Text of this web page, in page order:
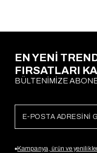
EN YENİ
FIRSATLARI
BÜLTENİMİZE
Kampanya, ürün ve